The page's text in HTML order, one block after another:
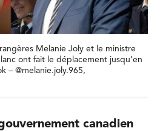
Melanie Joly et le ministre
ont fait le déplacement jusqu’en
– @melanie.joly.965,
canadien